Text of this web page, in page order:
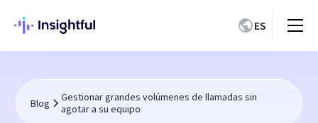
ES
Blog
Gestionar grandes volúmenes de llamadas sin
agotar a su equipo